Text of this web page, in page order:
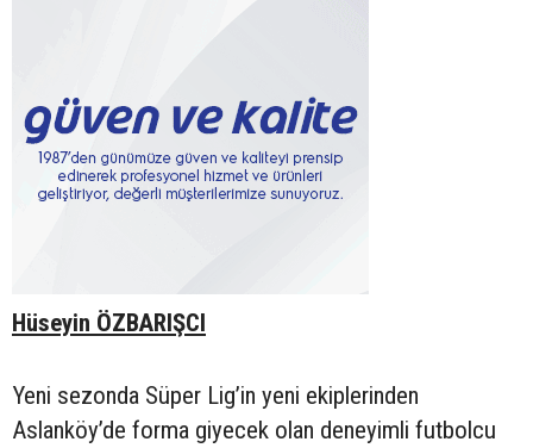
Hüseyin ÖZBARIŞCI
Yeni sezonda Süper Lig’in yeni ekiplerinden
Aslanköy’de forma giyecek olan deneyimli futbolcu